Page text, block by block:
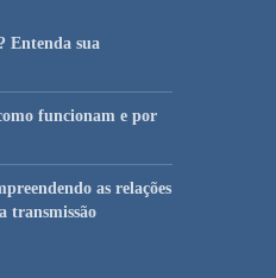
Entenda sua
funcionam e por
as relações
transmissão